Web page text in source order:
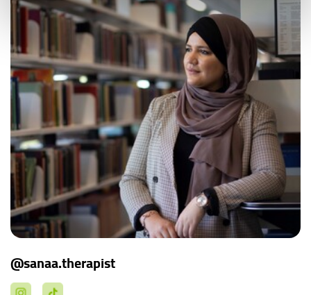
@sanaa.therapist